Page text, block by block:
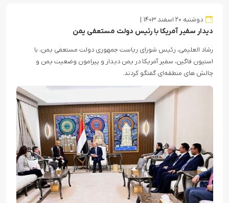
دوشنبه ۲۰ اسفند ۱۴۰۳
دیدار سفیر آمریکا با رئیس دولت مستعفی یمن
رشاد العلیمی، رئیس شورای ریاست جمهوری دولت مستعفی یمن، با
استیون فاگین، سفیر آمریکا در یمن دیدار و پیرامون وضعیت یمن و
چالش های منطقه‌ای گفتگو کردند.